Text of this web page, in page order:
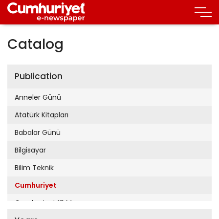
Catalog
Publication
Anneler Günü
Atatürk Kitapları
Babalar Günü
Bilgisayar
Bilim Teknik
Cumhuriyet
Cumhuriyet 19 Mayıs